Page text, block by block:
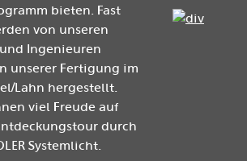
bieten. Fast
von unseren
Ingenieuren
unserer Fertigung im
Lahn hergestellt.
viel Freude auf
durch
Systemlicht.